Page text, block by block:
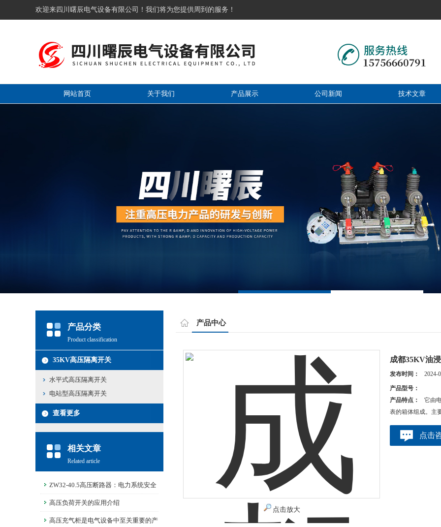
欢迎来四川曙辰电气设备有限公司！我们将为您提供周到的服务！
网站首页 关于我们 产品展示 公司新闻 技术文章
产品分类
Product classification
35KV高压隔离开关
水平式高压隔离开关
电站型高压隔离开关
查看更多
相关文章
Related article
ZW32-40.5高压断路器：电力系统安全
的守护者
高压负荷开关的应用介绍
高压充气柜是电气设备中至关重要的产
产品中心
点击放大
成都35KV油
发布时间： 2024-
产品型号：
产品特点：
它由
表的箱体组成。主
点击